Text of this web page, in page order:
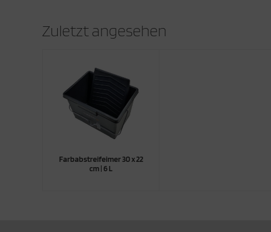
Zuletzt angesehen
Farbabstreifeimer 30 x 22
cm | 6 L